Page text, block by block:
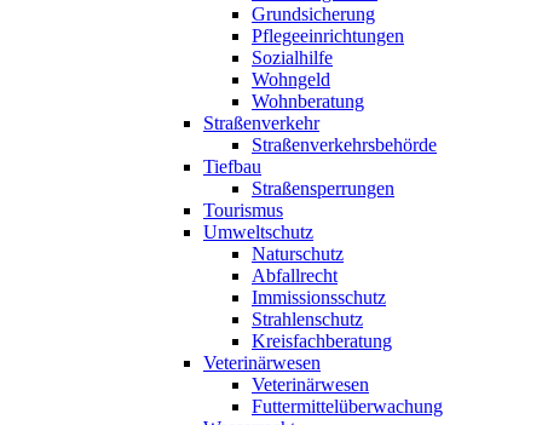
Grundsicherung
Pflegeeinrichtungen
Sozialhilfe
Wohngeld
Wohnberatung
Straßenverkehr
Straßenverkehrsbehörde
Tiefbau
Straßensperrungen
Tourismus
Umweltschutz
Naturschutz
Abfallrecht
Immissionsschutz
Strahlenschutz
Kreisfachberatung
Veterinärwesen
Veterinärwesen
Futtermittelüberwachung